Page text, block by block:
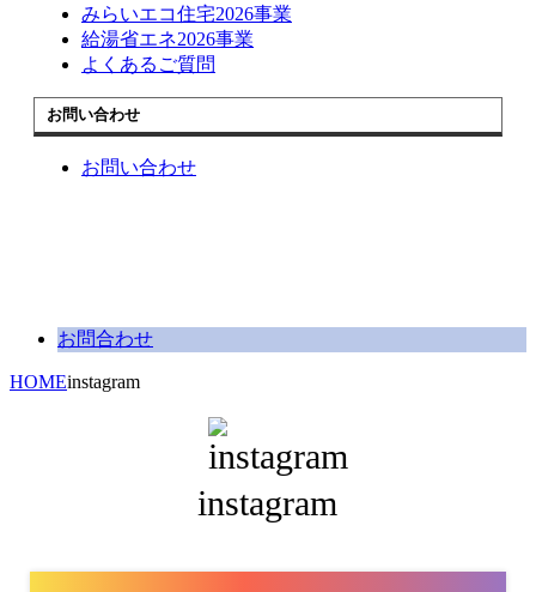
みらいエコ住宅2026事業
給湯省エネ2026事業
よくあるご質問
お問い合わせ
お問い合わせ
お問合わせ
HOMEinstagram
instagram